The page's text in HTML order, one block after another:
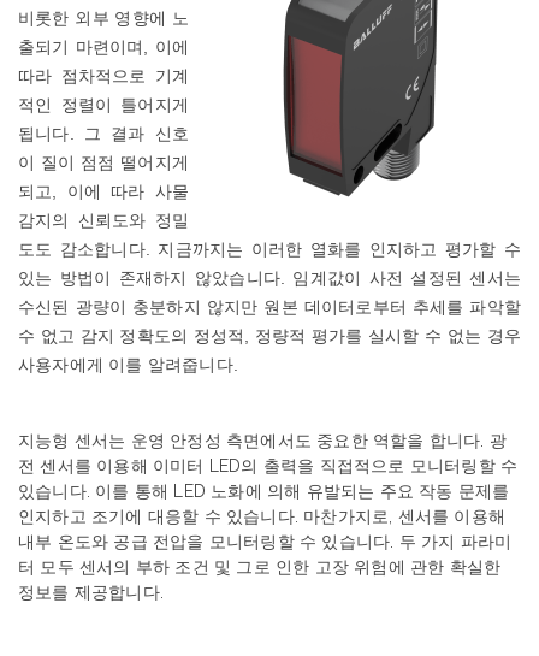
비롯한 외부 영향에 노
출되기 마련이며
이에
따라 점차적으로
기계
적인
정렬이
틀어지게
됩니다
그 결과
신호
이 질이 점점 떨어지게
되고
이에 따라 사물
감지의
신뢰도와 정밀
도도
감소합니다. 지금까지는 이러한 열화를 인지하고 평가할 수
있는 방법이 존재하지 않았습니다. 임계값이 사전 설정된 센서는
수신된 광량이 충분하지 않지만 원본 데이터로부터 추세를 파악할
수 없고 감지 정확도의 정성적 정량적 평가를 실시할 수 없는 경우
사용자에게 이를 알려줍니다.
지능형 센서는 운영 안정성 측면에서도 중요한 역할을 합니다 광
전 센서를 이용해 이미터 LED의 출력을 직접적으로 모니터링할 수
있습니다. 이를 통해 LED 노화에 의해 유발되는 주요 작동 문제를
인지하고 조기에 대응할 수 있습니다. 마찬가지로 센서를 이용해
내부 온도와 공급 전압을 모니터링할 수 있습니다 두 가지 파라미
터 모두 센서의 부하 조건 및 그로 인한 고장 위험에 관한 확실한
정보를 제공합니다.